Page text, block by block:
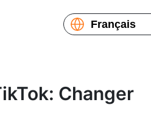
Français
Українська
Changer